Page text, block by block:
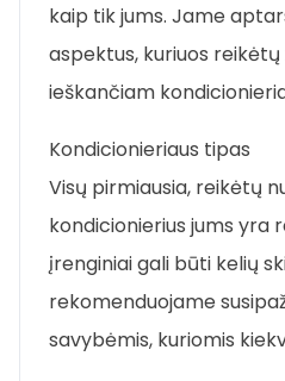
kaip tik jums. Jame
aspektus, kuriuos
ieškančiam
Kondicionieriaus tipas
Visų pirmiausia, reikėtų
kondicionierius jums yra
įrenginiai gali būti kelių
rekomenduojame
savybėmis, kuriomis